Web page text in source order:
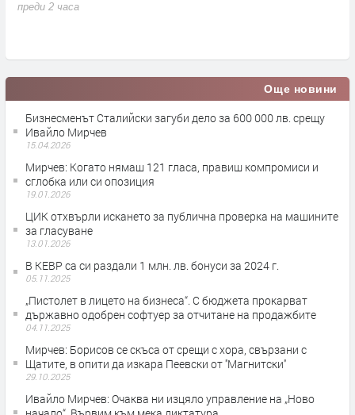
се променя за потребителите
Още новини
Бизнесменът Сталийски загуби дело за 600 000 лв. срещу
Ивайло Мирчев
15.04.2026
Мирчев: Когато нямаш 121 гласа, правиш компромиси и
сглобка или си опозиция
19.01.2026
ЦИК отхвърли искането за публична проверка на машините
за гласуване
13.01.2026
В КЕВР са си раздали 1 млн. лв. бонуси за 2024 г.
05.11.2025
„Пистолет в лицето на бизнеса“. С бюджета прокарват
държавно одобрен софтуер за отчитане на продажбите
04.11.2025
Мирчев: Борисов се скъса от срещи с хора, свързани с
Щатите, в опити да изкара Пеевски от ''Магнитски''
29.10.2025
Ивайло Мирчев: Очаква ни изцяло управление на „Ново